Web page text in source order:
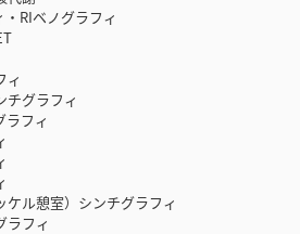
RIベノグラフィ
グラフィ
フィ
ル憩室）シンチグラフィ
フィ